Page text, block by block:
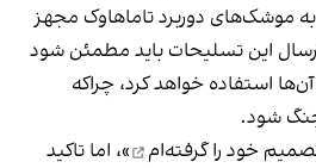
موشک‌های دوربرد تاماهاوک مجهز
این تسلیحات باید مطمئن شود
استفاده خواهد کرد، چراکه
شود.
خود را گرفته‌ام
»، اما تاکید